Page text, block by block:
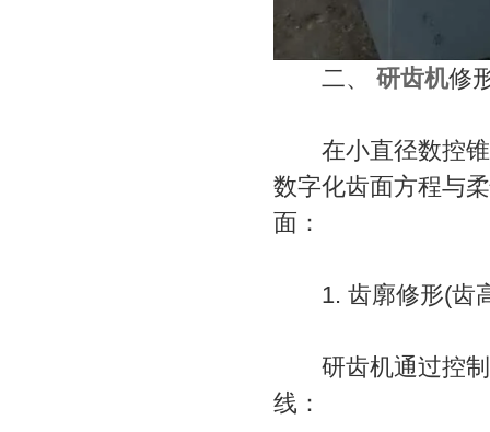
二、 研齿机修
在小直径数控锥
数字化齿面方程与
面：
1. 齿廓修形(齿高
研齿机通过控制
线：